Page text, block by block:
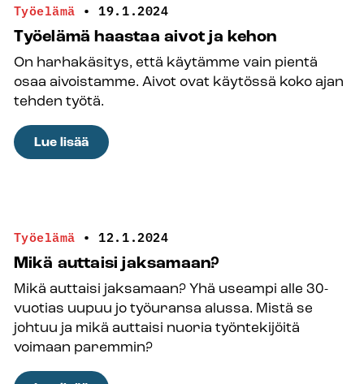
perheen
kanssa”
–
Näin
perheleirikokemukset
kannattelevat
perheitä
Työelämä • 19.1.2024
Työelämä haastaa aivot ja kehon
On harhakäsitys, että käytämme vain pientä
osaa aivoistamme. Aivot ovat käytössä koko ajan
tehden työtä.
Lue lisää:
Työelämä
kehon
Työelämä • 12.1.2024
Mikä auttaisi jaksamaan?
Mikä auttaisi jaksamaan? Yhä useampi alle 30-
vuotias uupuu jo työuransa alussa. Mistä se
johtuu ja mikä auttaisi nuoria työntekijöitä
voimaan paremmin?